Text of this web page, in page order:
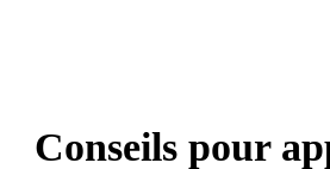
Conseils pour